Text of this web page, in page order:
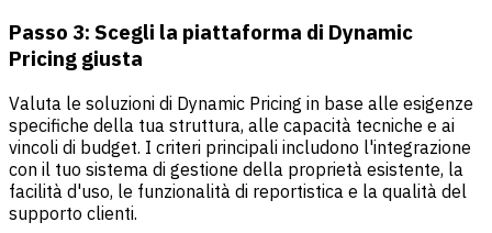
Passo 3: Scegli la piattaforma di Dynamic
Pricing giusta
Valuta le soluzioni di Dynamic Pricing in base alle esigenze
specifiche della tua struttura, alle capacità tecniche e ai
vincoli di budget. I criteri principali includono l'integrazione
con il tuo sistema di gestione della proprietà esistente, la
facilità d'uso, le funzionalità di reportistica e la qualità del
supporto clienti.